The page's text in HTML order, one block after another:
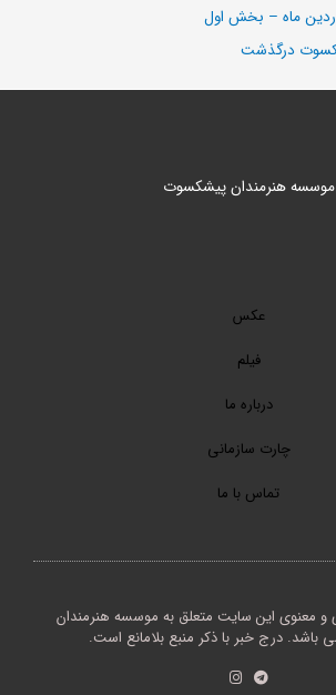
ماه – بخش اول
درگذشت
موسسه هنرمندان پیشکسوت
عکس
فیلم
درباره ما
چارت سازمانی
تماس با ما
معنوی این سایت متعلق به موسسه هنرمندان
درج خبر با ذکر منبع بلامانع است.